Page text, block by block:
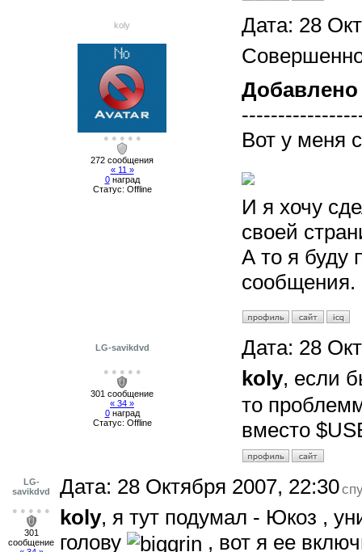
koly Дата: 28
● ● ● ● ●
272 сообщения
« 11 »
0наград
Статус: Offline
Добавлено
Вот у меня
И я хочу
своей
А то я буду
сообщения.
LG-savikdvd Дата: 28
● ● ● ● ●
301 сообщение
« 34 »
0наград
Статус: Offline
koly, если
то
вместо
LG-
savikdvd
Дата: 28 Октября 2007, 22:30
● ● ● ● ●
301
сообщение
koly, я тут подумал - Юкоз ,
голову
, вот я ее